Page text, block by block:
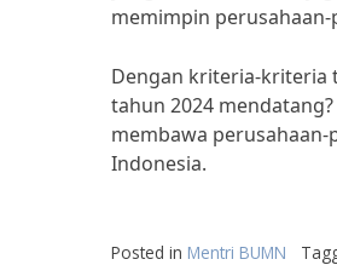
memimpin
Dengan kriteria-kriteria
tahun 2024
membawa
Indonesia.
Posted in Mentri BUMN